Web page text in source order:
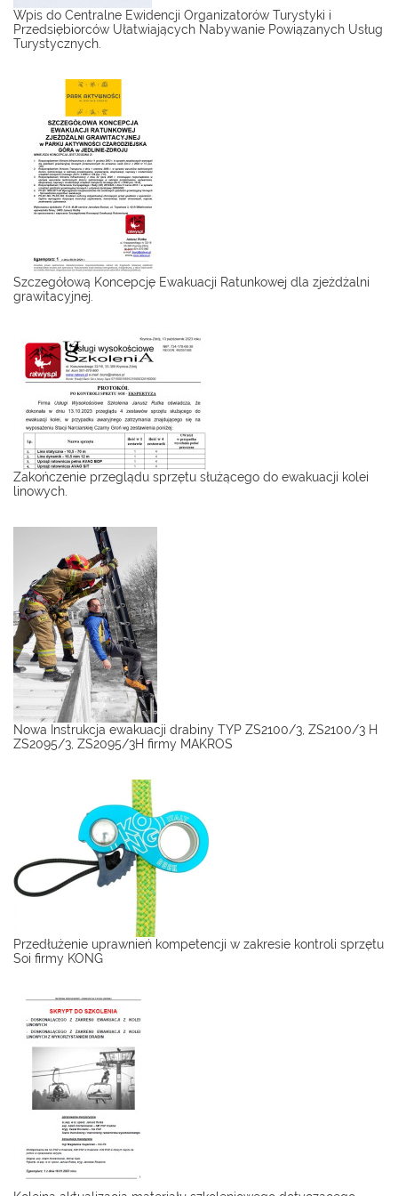
Wpis do Centralne Ewidencji Organizatorów Turystyki i
Przedsiębiorców Ułatwiających Nabywanie Powiązanych Usług
Turystycznych.
Szczegółową Koncepcję Ewakuacji Ratunkowej dla zjeżdżalni
grawitacyjnej.
Zakończenie przeglądu sprzętu służącego do ewakuacji kolei
linowych.
Nowa Instrukcja ewakuacji drabiny TYP ZS2100/3, ZS2100/3 H
ZS2095/3, ZS2095/3H firmy MAKROS
Przedłużenie uprawnień kompetencji w zakresie kontroli sprzętu
Soi firmy KONG